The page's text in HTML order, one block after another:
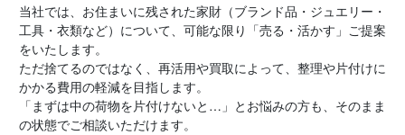
当社では、お住まいに残された家財（ブランド品・ジュエリー・
工具・衣類など）について、可能な限り「売る・活かす」ご提案
をいたします。
ただ捨てるのではなく、再活用や買取によって、整理や片付けに
かかる費用の軽減を目指します。
「まずは中の荷物を片付けないと…」とお悩みの方も、そのまま
の状態でご相談いただけます。